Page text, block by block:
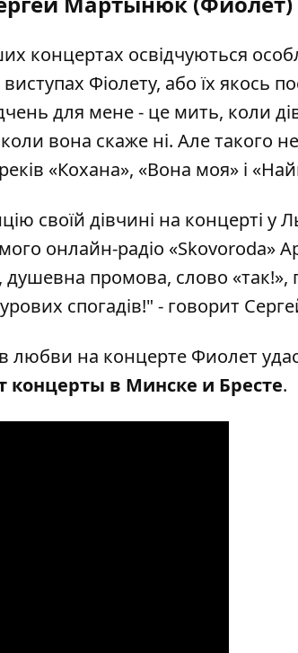
концертах освідчуються
Фіолету, або їх якось
для мене - це мить, коли
вона скаже ні. Але такого
«Кохана», «Вона моя» і
своїй дівчині на концерті у
онлайн-радіо «Skovoroda»
промова, слово «так!»,
спогадів!" - говорит
на концерте Фиолет
в Минске и Бресте.